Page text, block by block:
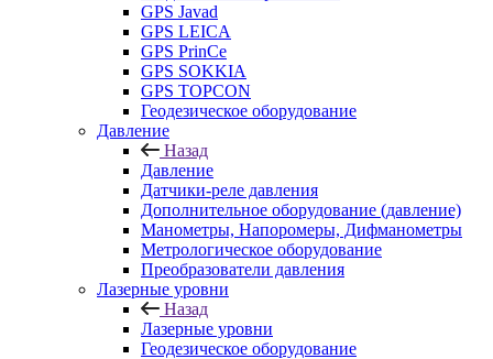
GPS Javad
GPS LEICA
GPS PrinCe
GPS SOKKIA
GPS TOPCON
Геодезическое оборудование
Давление
Назад
Давление
Датчики-реле давления
Дополнительное оборудование (давление)
Манометры, Напоромеры, Дифманометры
Метрологическое оборудование
Преобразователи давления
Лазерные уровни
Назад
Лазерные уровни
Геодезическое оборудование